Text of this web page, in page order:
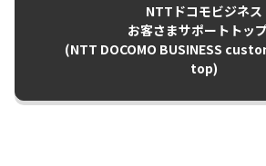
NTTドコモビジネス
お客さまサポートトッ
(NTT DOCOMO BUSINESS
top)